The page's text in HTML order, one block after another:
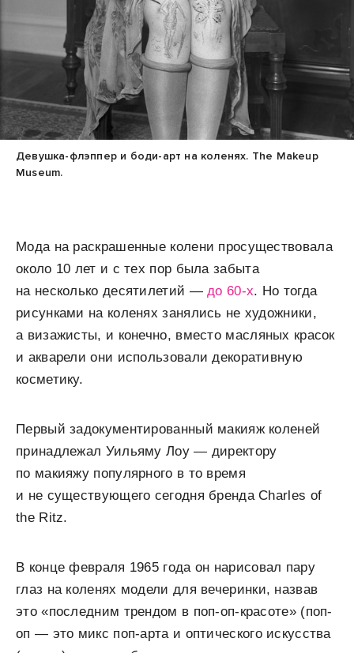
Девушка-флэппер и боди-арт на коленях. The Makeup
Museum.
Мода на раскрашенные колени просуществовала
около 10 лет и с тех пор была забыта
на несколько десятилетий — до 60-х. Но тогда
рисунками на коленях занялись не художники,
а визажисты, и конечно, вместо масляных красок
и акварели они использовали декоративную
косметику.
Первый задокументированный макияж коленей
принадлежал Уильяму Лоу — директору
по макияжу популярного в то время
и не существующего сегодня бренда Charles of
the Ritz.
В конце февраля 1965 года он нарисовал пару
глаз на коленях модели для вечеринки, назвав
это «последним трендом в поп-оп-красоте» (поп-
оп — это микс поп-арта и оптического искусства